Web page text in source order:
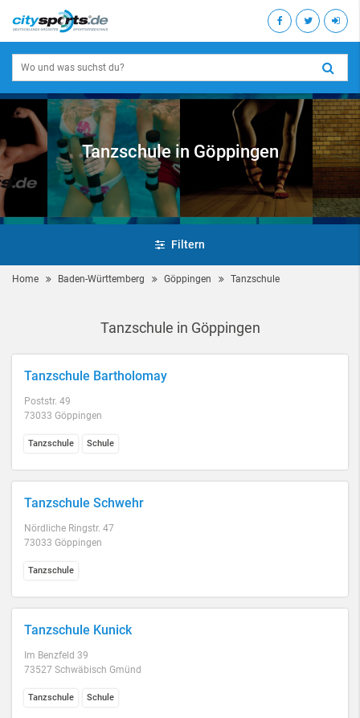
Tanzschule in Göppingen
Filtern
Home Baden-Württemberg Göppingen Tanzschule
Tanzschule in Göppingen
Tanzschule Bartholomay
Poststr. 49
73033 Göppingen
Tanzschule Schule
Tanzschule Schwehr
Nördliche Ringstr. 47
73033 Göppingen
Tanzschule
Tanzschule Kunick
Im Benzfeld 39
73527 Schwäbisch Gmünd
Tanzschule Schule